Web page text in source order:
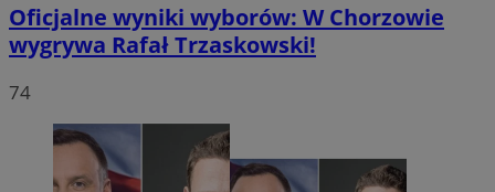
Oficjalne wyniki wyborów: W Chorzowie
wygrywa Rafał Trzaskowski!
74
Funkcjonalność